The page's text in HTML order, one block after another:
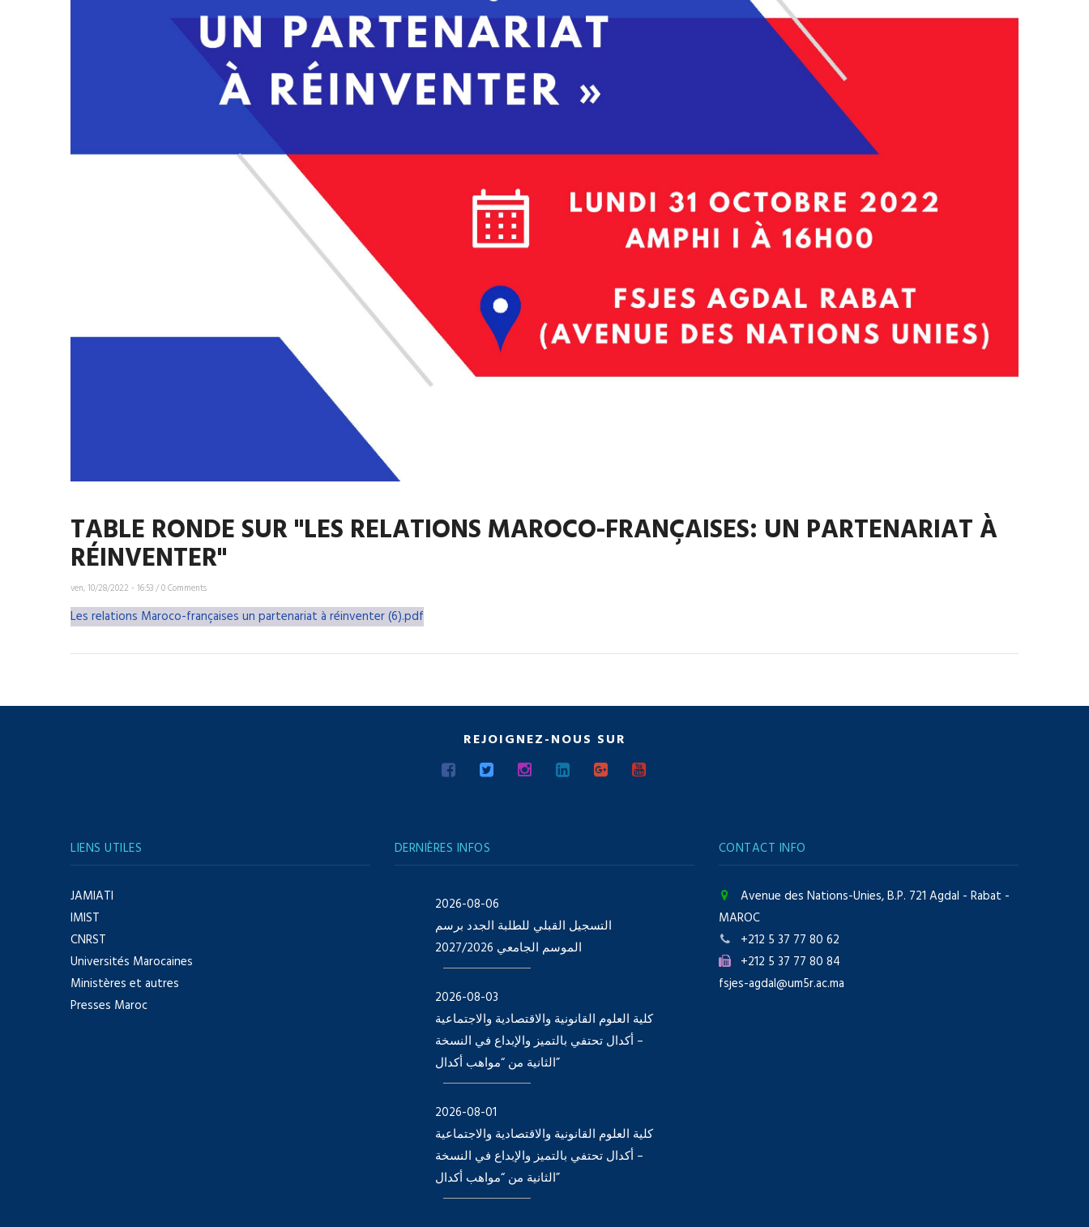
TABLE RONDE SUR "LES RELATIONS MAROCO-FRANÇAISES: UN PARTENARIAT À
RÉINVENTER"
ven, 10/28/2022 - 16:53/0 Comments
Les relations Maroco-françaises un partenariat à réinventer (6).pdf
REJOIGNEZ-NOUS SUR
LIENS UTILES
JAMIATI
IMIST
CNRST
Universités Marocaines
Ministères et autres
Presses Maroc
DERNIÈRES INFOS
2026-08-06
التسجيل القبلي للطلبة الجدد برسم
الموسم الجامعي 2027/2026
2026-08-03
كلية العلوم القانونية والاقتصادية والاجتماعية
– أكدال تحتفي بالتميز والإبداع في النسخة
الثانية من “مواهب أكدال”
2026-08-01
كلية العلوم القانونية والاقتصادية والاجتماعية
– أكدال تحتفي بالتميز والإبداع في النسخة
الثانية من “مواهب أكدال”
CONTACT INFO
Avenue des Nations-Unies, B.P. 721 Agdal - Rabat -
MAROC
+212 5 37 77 80 62
+212 5 37 77 80 84
fsjes-agdal@um5r.ac.ma